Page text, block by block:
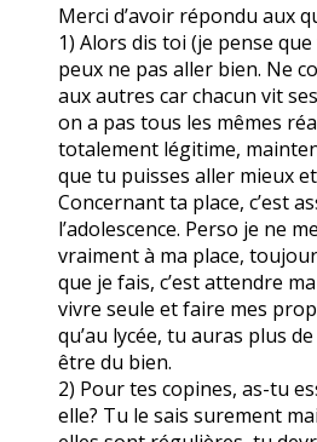
Merci d’avoir répondu aux
1) Alors dis toi (je pense
peux ne pas aller bien. Ne
aux autres car chacun vit
on a pas tous les mêmes
totalement légitime,
que tu puisses aller mieux
Concernant ta place, c’est
l’adolescence. Perso je ne
vraiment à ma place,
que je fais, c’est attendre
vivre seule et faire mes
qu’au lycée, tu auras plus
être du bien.
2) Pour tes copines, as-tu
elle? Tu le sais surement